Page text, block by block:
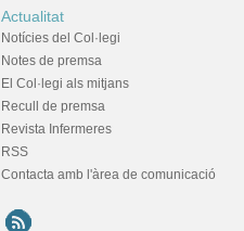
Actualitat
Notícies del Col·legi
Notes de premsa
El Col·legi als mitjans
Recull de premsa
Revista Infermeres
RSS
Contacta amb l'àrea de comunicació